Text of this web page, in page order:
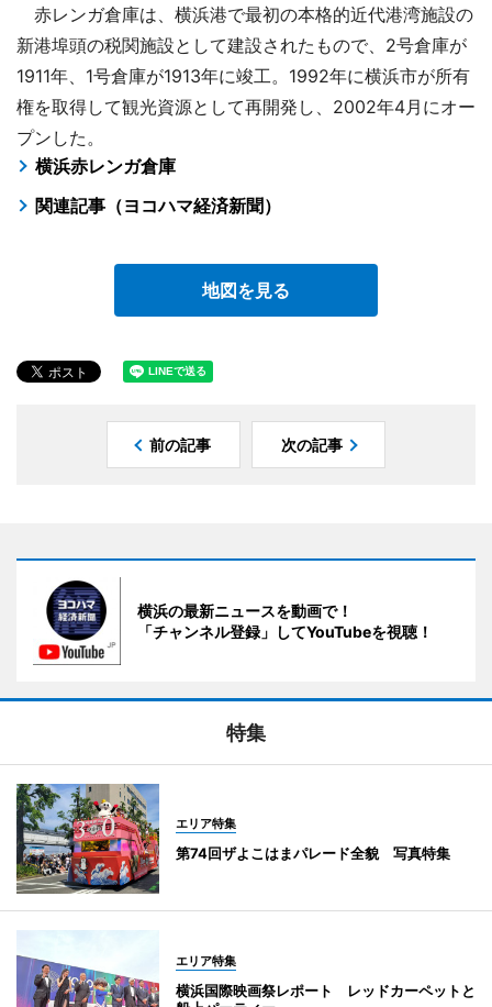
赤レンガ倉庫は、横浜港で最初の本格的近代港湾施設の
新港埠頭の税関施設として建設されたもので、2号倉庫が
1911年、1号倉庫が1913年に竣工。1992年に横浜市が所有
権を取得して観光資源として再開発し、2002年4月にオー
プンした。
横浜赤レンガ倉庫
関連記事（ヨコハマ経済新聞）
地図を見る
前の記事 次の記事
横浜の最新ニュースを動画で！
「チャンネル登録」してYouTubeを視聴！
特集
エリア特集
第74回ザよこはまパレード全貌 写真特集
エリア特集
横浜国際映画祭レポート レッドカーペットと